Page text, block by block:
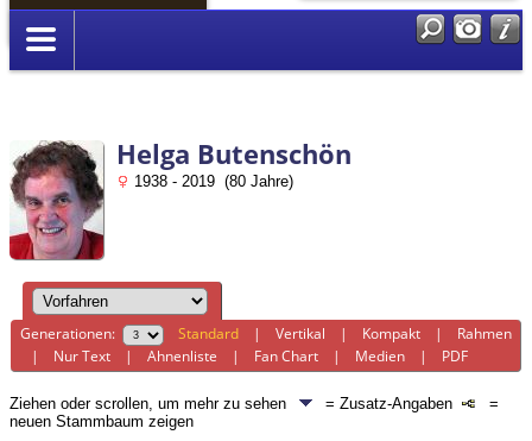
Anmelden
Helga Butenschön
1938 - 2019 (80 Jahre)
Generationen: Standard |Vertikal | Kompakt | Rahmen
| Nur Text |Ahnenliste | Fan Chart | Medien | PDF
Ziehen oder scrollen, um mehr zu sehen = Zusatz-Angaben
=
neuen Stammbaum zeigen